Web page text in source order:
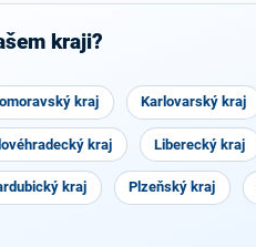
kraji?
kraj Karlovarský kraj
kraj Liberecký kraj
kraj Plzeňský kraj